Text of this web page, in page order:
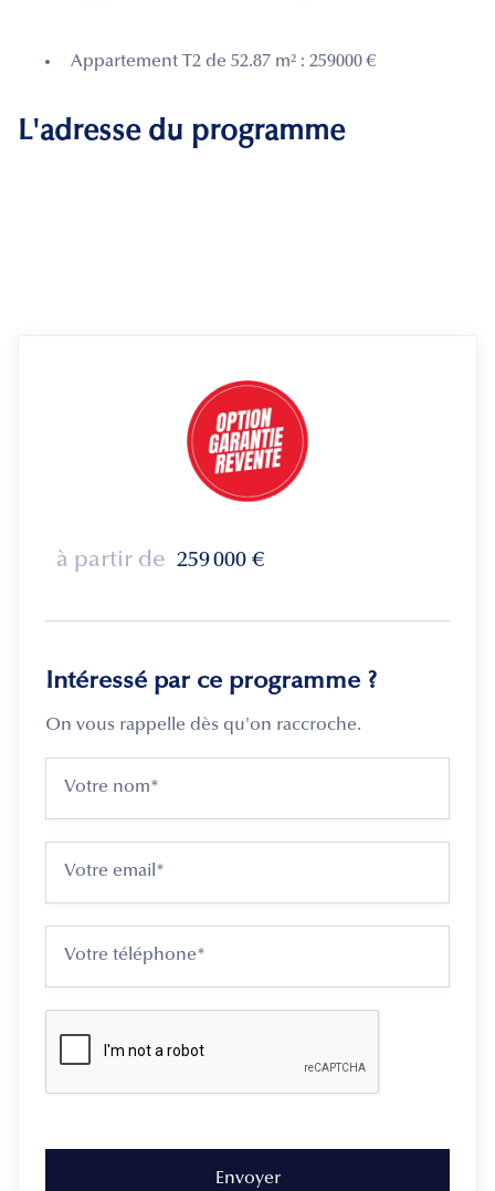
Appartement T2 de 52.87 m² : 259000 €
L'adresse du programme
à partir de 259 000 €
Intéressé par ce programme ?
On vous rappelle dès qu'on raccroche.